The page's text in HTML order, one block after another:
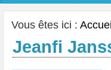
Vous êtes ici : Accueil
Jeanfi